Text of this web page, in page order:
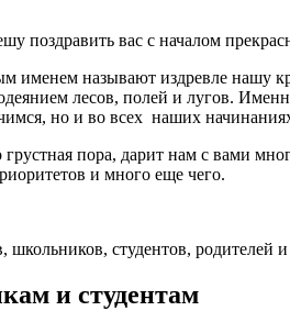
поздравить вас с началом
именем называют издревле нашу
лесов, полей и лугов.
но и во всех наших
грустная пора, дарит нам с вами
и много еще чего.
школьников, студентов, родителей и
и студентам